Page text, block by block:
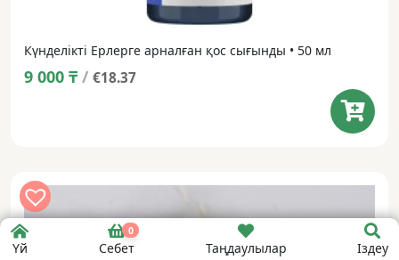
Үй
0
Себет Таңдаулылар Іздеу
Күнделікті Ерлерге арналған қос сығынды • 50 мл
9 000 ₸ / €18.37